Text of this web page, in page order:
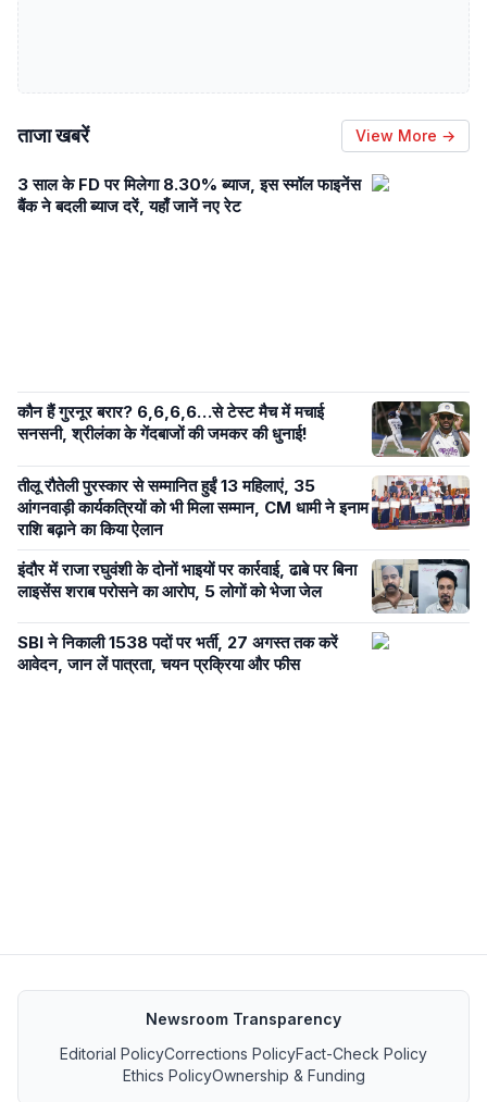
ताजा खबरें View More →
3 साल के FD पर मिलेगा 8.30% ब्याज, इस स्मॉल फाइनेंस
बैंक ने बदली ब्याज दरें, यहाँ जानें नए रेट
कौन हैं गुरनूर बरार? 6,6,6,6…से टेस्ट मैच में मचाई
सनसनी, श्रीलंका के गेंदबाजों की जमकर की धुनाई!
तीलू रौतेली पुरस्कार से सम्मानित हुईं 13 महिलाएं, 35
आंगनवाड़ी कार्यकत्रियों को भी मिला सम्मान, CM धामी ने इनाम
राशि बढ़ाने का किया ऐलान
इंदौर में राजा रघुवंशी के दोनों भाइयों पर कार्रवाई, ढाबे पर बिना
लाइसेंस शराब परोसने का आरोप, 5 लोगों को भेजा जेल
SBI ने निकाली 1538 पदों पर भर्ती, 27 अगस्त तक करें
आवेदन, जान लें पात्रता, चयन प्रक्रिया और फीस
Newsroom Transparency
Editorial PolicyCorrections PolicyFact-Check Policy
Ethics PolicyOwnership & Funding